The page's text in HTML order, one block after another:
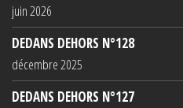
juin 2026
DEDANS DEHORS N°128
décembre 2025
DEDANS DEHORS N°127